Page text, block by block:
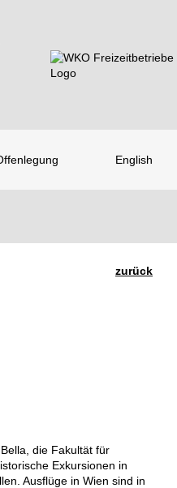
English
zurück
die Fakultät für
Exkursionen in
Ausflüge in Wien sind in